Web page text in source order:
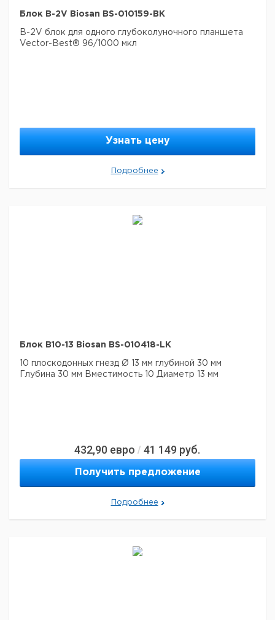
Блок B-2V Biosan BS-010159-BK
B-2V блок для одного глубоколуночного планшета
Vector-Best® 96/1000 мкл
Узнать цену
Подробнее
Блок B10-13 Biosan BS-010418-LK
10 плоскодонных гнезд Ø 13 мм глубиной 30 мм
Глубина 30 мм Вместимость 10 Диаметр 13 мм
432,90 евро / 41 149 руб.
Получить предложение
Подробнее